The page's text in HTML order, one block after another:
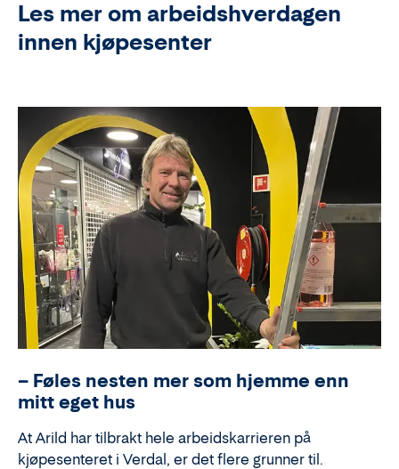
Les mer om arbeidshverdagen
innen kjøpesenter
– Føles nesten mer som hjemme enn
mitt eget hus
At Arild har tilbrakt hele arbeidskarrieren på
kjøpesenteret i Verdal, er det flere grunner til.